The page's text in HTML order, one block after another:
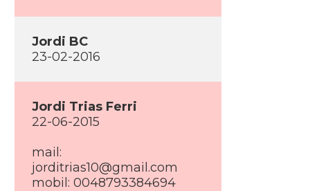
Jordi BC
23-02-2016
Jordi Trias Ferri
22-06-2015
mail:
jorditrias10@gmail.com
mobil: 0048793384694